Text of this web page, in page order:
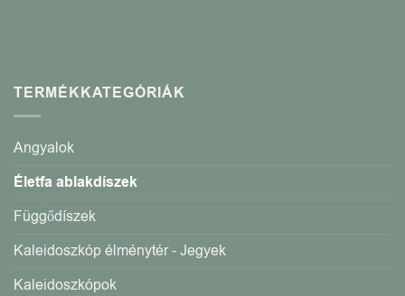
TERMÉKKATEGÓRIÁK
Angyalok
Életfa ablakdíszek
Függődíszek
Kaleidoszkóp élménytér - Jegyek
Kaleidoszkópok